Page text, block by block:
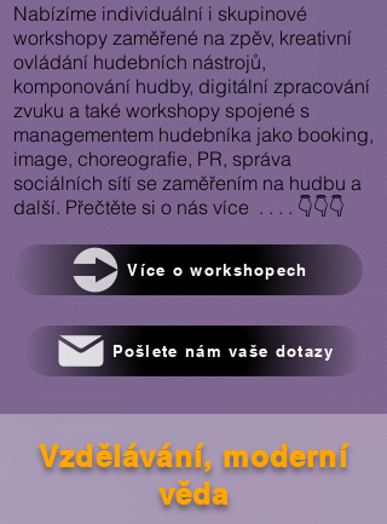
Nabízíme individuální i skupinové
workshopy zaměřené na zpěv, kreativní
ovládání hudebních nástrojů,
komponování hudby, digitální zpracování
zvuku a také workshopy spojené s
managementem hudebníka jako booking,
image, choreografie, PR, správa
sociálních sítí se zaměřením na hudbu a
další. Přečtěte si o nás více . . . . 👇👇👇
Více o workshopech
Pošlete nám vaše dotazy
Vzdělávání, moderní
věda